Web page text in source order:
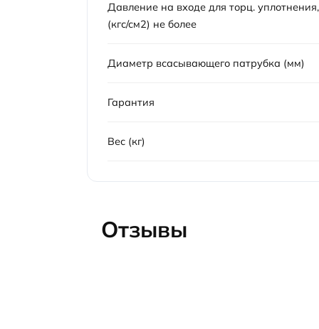
Давление на входе для торц.
(кгс/см2) не более
Диаметр всасывающего патрубка (мм)
Гарантия
Вес (кг)
Отзывы